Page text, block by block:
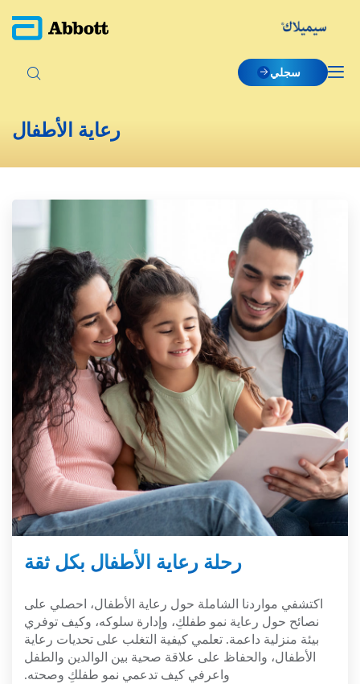
سجلي
رعاية الأطفال
رحلة رعاية الأطفال بكل ثقة
اكتشفي مواردنا الشاملة حول رعاية الأطفال، احصلي على
نصائح حول رعاية نمو طفلكِ، وإدارة سلوكه، وكيف توفري
بيئة منزلية داعمة. تعلمي كيفية التغلب على تحديات رعاية
الأطفال، والحفاظ على علاقة صحية بين الوالدين والطفل
واعرفي كيف تدعمي نمو طفلكِ وصحته.